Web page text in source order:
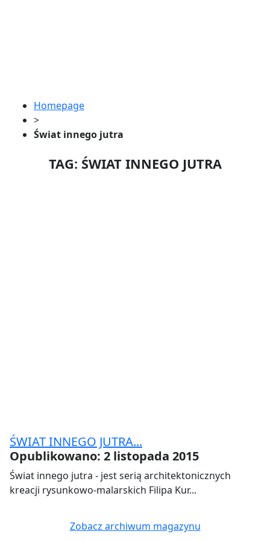
Homepage
>
Świat innego jutra
TAG: ŚWIAT INNEGO JUTRA
ŚWIAT INNEGO JUTRA...
Opublikowano: 2 listopada 2015
Świat innego jutra - jest serią architektonicznych
kreacji rysunkowo-malarskich Filipa Kur...
Zobacz archiwum magazynu